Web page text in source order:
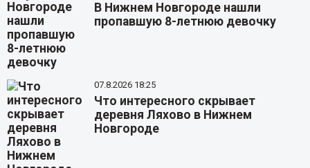
В Нижнем Новгороде нашли
пропавшую 8-летнюю девочку
07.8.2026 18:25
Что интересного скрывает
деревня Ляхово в Нижнем
Новгороде